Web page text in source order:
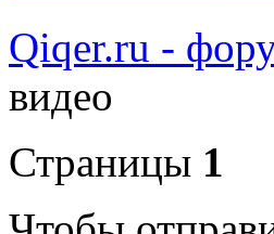
Qiqer.ru -
видео
Страницы 1